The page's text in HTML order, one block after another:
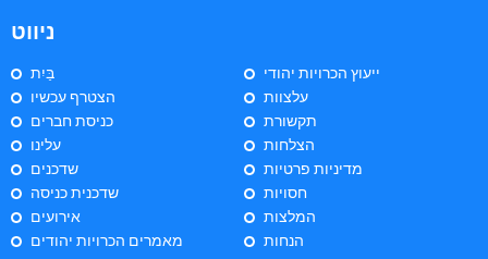
ניווט
בַּיִת
הצטרף עכשיו
כניסת חברים
עלינו
שדכנים
שדכנית כניסה
אירועים
מאמרים הכרויות יהודים
ייעוץ הכרויות יהודי
עלצוות
תקשורת
הצלחות
מדיניות פרטיות
חסויות
המלצות
הנחות